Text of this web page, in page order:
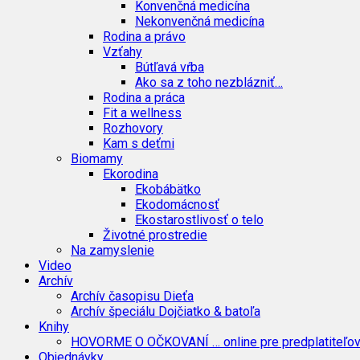
Konvenčná medicína
Nekonvenčná medicína
Rodina a právo
Vzťahy
Bútľavá vŕba
Ako sa z toho nezblázniť…
Rodina a práca
Fit a wellness
Rozhovory
Kam s deťmi
Biomamy
Ekorodina
Ekobábätko
Ekodomácnosť
Ekostarostlivosť o telo
Životné prostredie
Na zamyslenie
Video
Archív
Archív časopisu Dieťa
Archív špeciálu Dojčiatko & batoľa
Knihy
HOVORME O OČKOVANÍ … online pre predplatiteľov